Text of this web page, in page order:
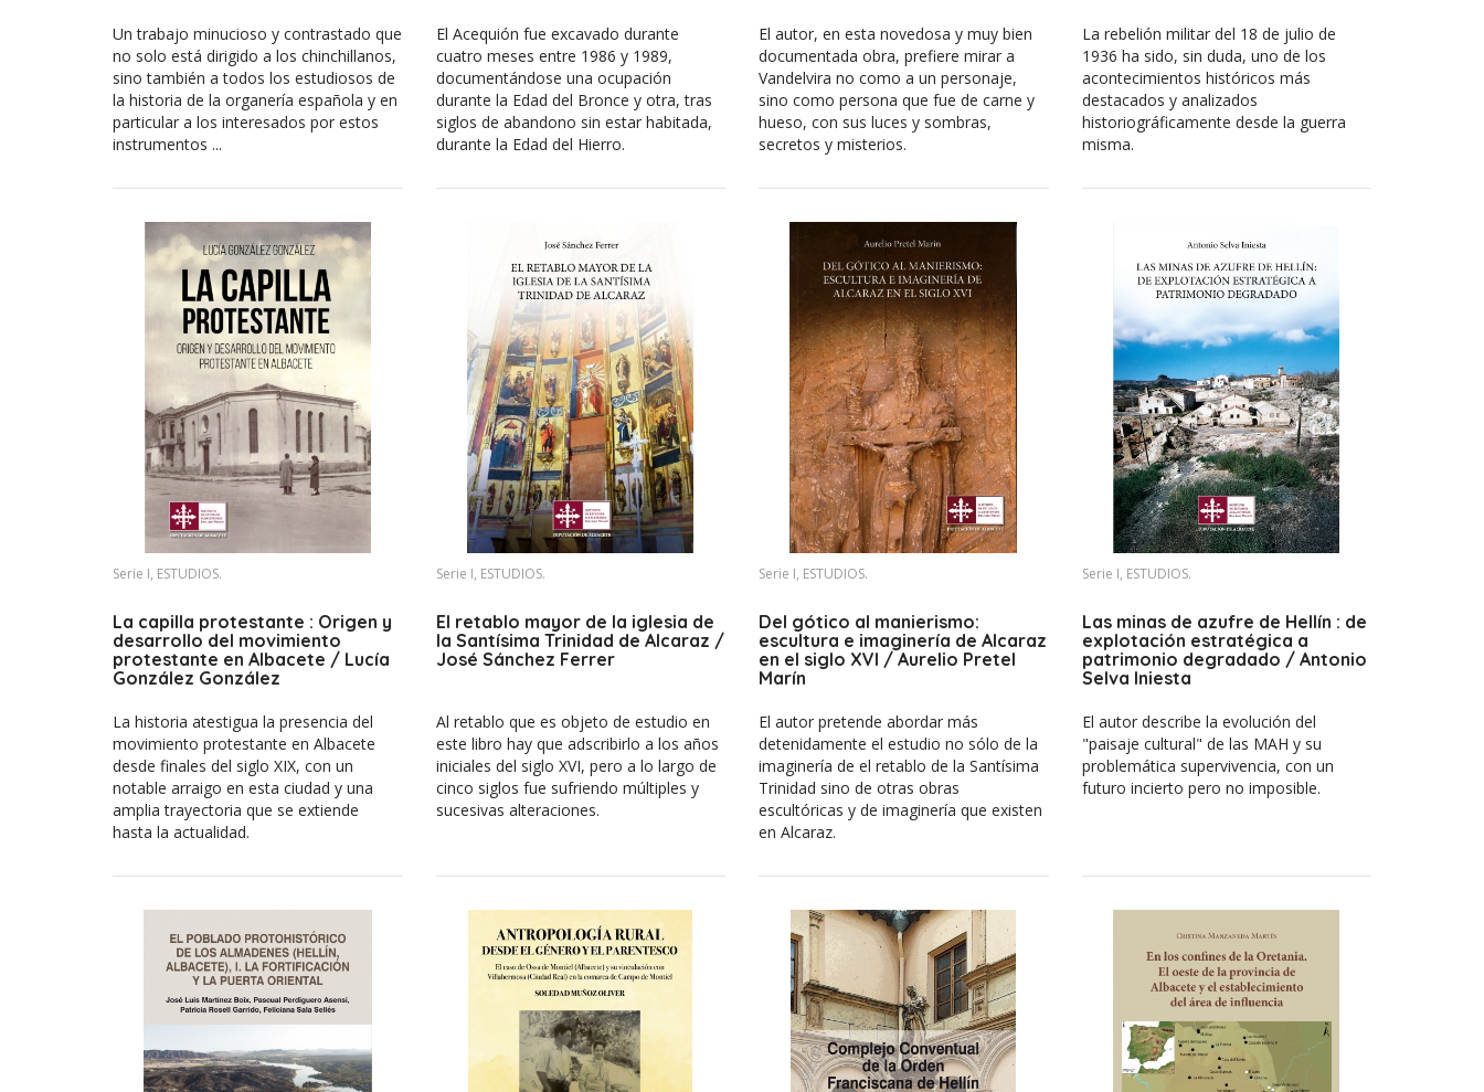
Un trabajo minucioso y contrastado que
no solo está dirigido a los chinchillanos,
sino también a todos los estudiosos de
la historia de la organería española y en
particular a los interesados por estos
instrumentos ...
El Acequión fue excavado durante
cuatro meses entre 1986 y 1989,
documentándose una ocupación
durante la Edad del Bronce y otra, tras
siglos de abandono sin estar habitada,
durante la Edad del Hierro.
El autor, en esta novedosa y muy bien
documentada obra, prefiere mirar a
Vandelvira no como a un personaje,
sino como persona que fue de carne y
hueso, con sus luces y sombras,
secretos y misterios.
La rebelión militar del 18 de julio de
1936 ha sido, sin duda, uno de los
acontecimientos históricos más
destacados y analizados
historiográficamente desde la guerra
misma.
Serie I, ESTUDIOS.
La capilla protestante : Origen y
desarrollo del movimiento
protestante en Albacete / Lucía
González González
La historia atestigua la presencia del
movimiento protestante en Albacete
desde finales del siglo XIX, con un
notable arraigo en esta ciudad y una
amplia trayectoria que se extiende
hasta la actualidad.
Serie I, ESTUDIOS.
El retablo mayor de la iglesia de
la Santísima Trinidad de Alcaraz /
José Sánchez Ferrer
Al retablo que es objeto de estudio en
este libro hay que adscribirlo a los años
iniciales del siglo XVI, pero a lo largo de
cinco siglos fue sufriendo múltiples y
sucesivas alteraciones.
Serie I, ESTUDIOS.
Del gótico al manierismo:
escultura e imaginería de Alcaraz
en el siglo XVI / Aurelio Pretel
Marín
El autor pretende abordar más
detenidamente el estudio no sólo de la
imaginería de el retablo de la Santísima
Trinidad sino de otras obras
escultóricas y de imaginería que existen
en Alcaraz.
Serie I, ESTUDIOS.
Las minas de azufre de Hellín : de
explotación estratégica a
patrimonio degradado / Antonio
Selva Iniesta
El autor describe la evolución del
"paisaje cultural" de las MAH y su
problemática supervivencia, con un
futuro incierto pero no imposible.